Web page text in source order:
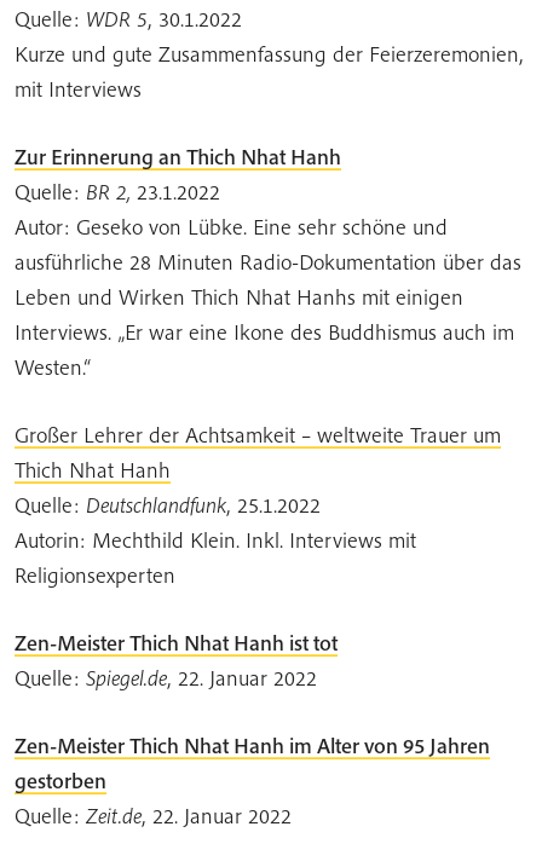
Quelle: WDR 5, 30.1.2022
Kurze und gute Zusammenfassung der Feierzeremonien,
mit Interviews
Zur Erinnerung an Thich Nhat Hanh
Quelle: BR 2, 23.1.2022
Autor: Geseko von Lübke. Eine sehr schöne und
ausführliche 28 Minuten Radio-Dokumentation über das
Leben und Wirken Thich Nhat Hanhs mit einigen
Interviews. „Er war eine Ikone des Buddhismus auch im
Westen.“
Großer Lehrer der Achtsamkeit – weltweite Trauer um
Thich Nhat Hanh
Quelle: Deutschlandfunk, 25.1.2022
Autorin: Mechthild Klein. Inkl. Interviews mit
Religionsexperten
Zen-Meister Thich Nhat Hanh ist tot
Quelle: Spiegel.de, 22. Januar 2022
Zen-Meister Thich Nhat Hanh im Alter von 95 Jahren
gestorben
Quelle: Zeit.de, 22. Januar 2022